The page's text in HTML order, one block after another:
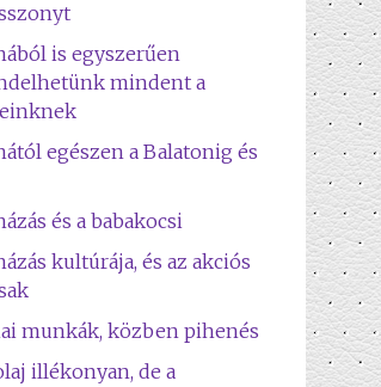
is egyszerűen
mindent a
egészen a Balatonig és
és a babakocsi
kultúrája, és az akciós
munkák, közben pihenés
illékonyan, de a